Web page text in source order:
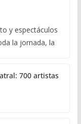
y espectáculos
la jornada, la
700 artistas